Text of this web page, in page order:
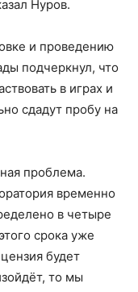
Нуров.
и проведению
подчеркнул, что
в играх и
сдадут пробу на
проблема.
временно
в четыре
срока уже
будет
то мы